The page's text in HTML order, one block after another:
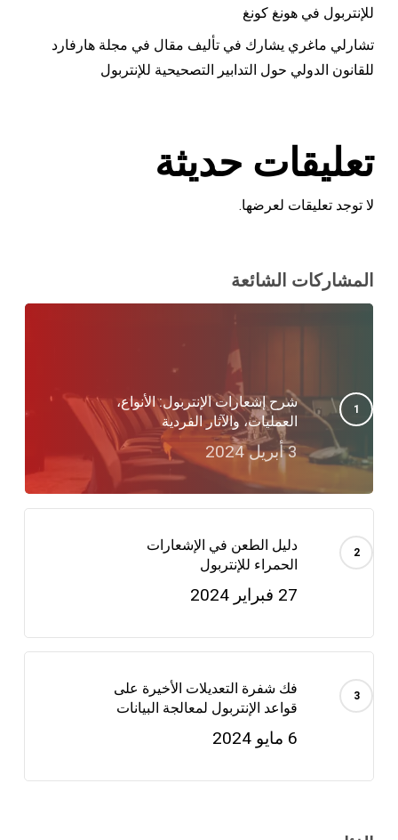
للإنتربول في هونغ كونغ
تشارلي ماغري يشارك في تأليف مقال في مجلة هارفارد
للقانون الدولي حول التدابير التصحيحية للإنتربول
تعليقات حديثة
لا توجد تعليقات لعرضها.
المشاركات الشائعة
شرح إشعارات الإنتربول: الأنواع،
العمليات، والآثار الفردية
3 أبريل 2024
دليل الطعن في الإشعارات
الحمراء للإنتربول
27 فبراير 2024
فك شفرة التعديلات الأخيرة على
قواعد الإنتربول لمعالجة البيانات
6 مايو 2024